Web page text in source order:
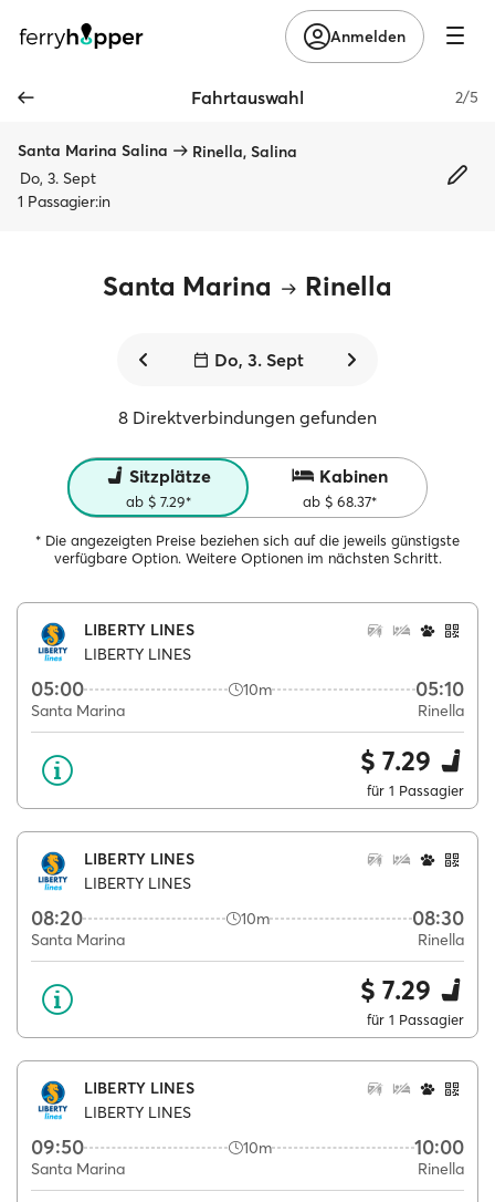
Anmelden
Fahrtauswahl 2/5
Santa Marina Salina
Rinella, Salina
Do, 3. Sept
1 Passagier:in
Santa Marina Rinella
Do, 3. Sept
8 Direktverbindungen gefunden
Sitzplätze
ab $ 7.29*
Kabinen
ab $ 68.37*
* Die angezeigten Preise beziehen sich auf die jeweils günstigste
verfügbare Option. Weitere Optionen im nächsten Schritt.
LIBERTY LINES
LIBERTY LINES
05:00 10m 05:10
Santa Marina Rinella
$ 7.29
für 1 Passagier
LIBERTY LINES
LIBERTY LINES
08:20 10m 08:30
Santa Marina Rinella
$ 7.29
für 1 Passagier
LIBERTY LINES
LIBERTY LINES
09:50 10m 10:00
Santa Marina Rinella